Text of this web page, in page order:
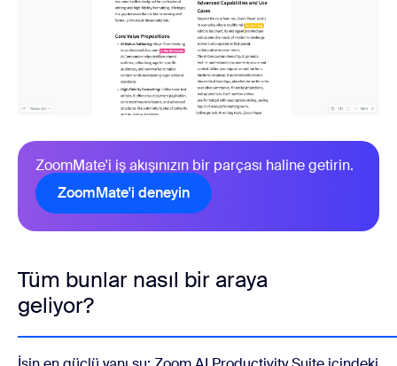
ZoomMate'i iş akışınızın bir parçası haline getirin.
ZoomMate'i deneyin
Tüm bunlar nasıl bir araya
geliyor?